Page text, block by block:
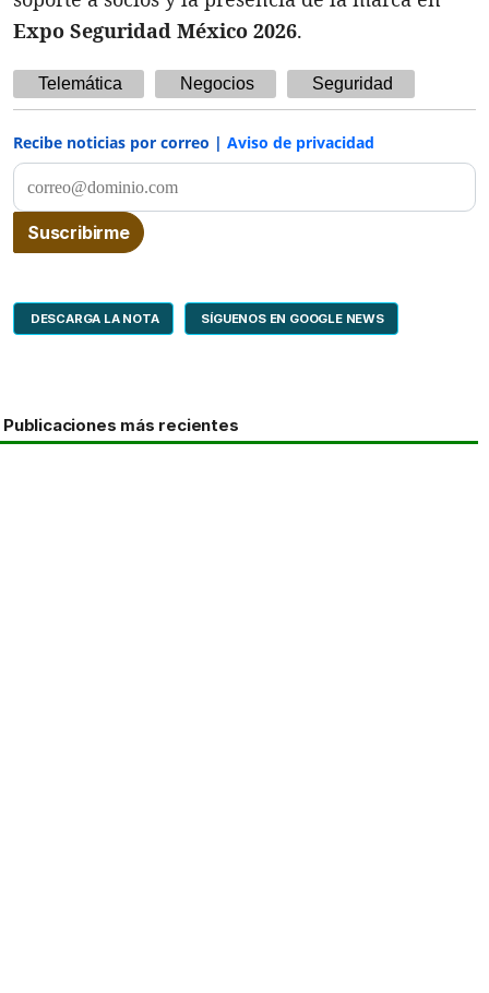
Expo Seguridad México 2026.
Telemática Negocios Seguridad
Recibe noticias por correo | Aviso de privacidad
DESCARGA LA NOTA SÍGUENOS EN GOOGLE NEWS
Publicaciones más recientes